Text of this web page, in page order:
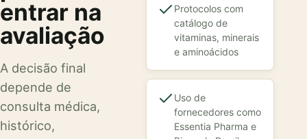
entrar na
avaliação
A decisão final
depende de
consulta médica,
histórico,
Protocolos com
catálogo de
vitaminas, minerais
e aminoácidos
Uso de
fornecedores como
Essentia Pharma e